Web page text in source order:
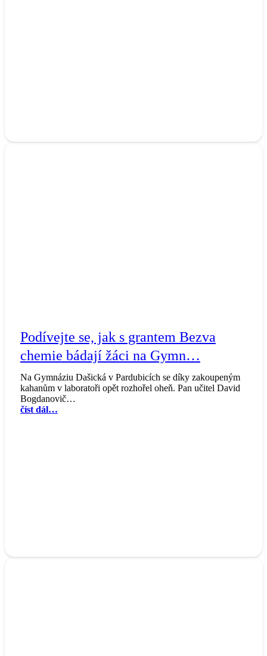
Podívejte se, jak s grantem Bezva
chemie bádají žáci na Gymn…
Na Gymnáziu Dašická v Pardubicích se díky zakoupeným
kahanům v laboratoři opět rozhořel oheň. Pan učitel David
Bogdanovič…
číst dál…